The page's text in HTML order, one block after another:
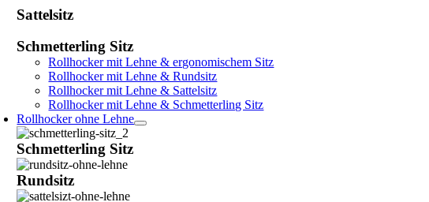
Sattelsitz
Schmetterling Sitz
Rollhocker mit Lehne & ergonomischem Sitz
Rollhocker mit Lehne & Rundsitz
Rollhocker mit Lehne & Sattelsitz
Rollhocker mit Lehne & Schmetterling Sitz
Rollhocker ohne Lehne
Schmetterling Sitz
Rundsitz